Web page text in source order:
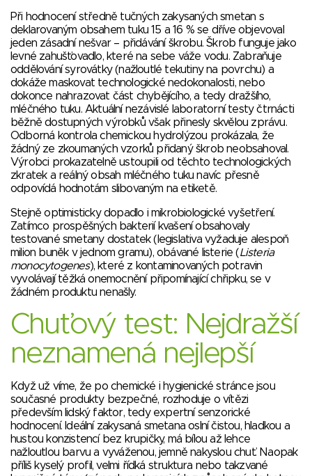
Při hodnocení středně tučných zakysaných smetan s
deklarovaným obsahem tuku 15 a 16 % se dříve objevoval
jeden zásadní nešvar – přidávání škrobu. Škrob funguje jako
levné zahušťovadlo, které na sebe váže vodu. Zabraňuje
oddělování syrovátky (nažloutlé tekutiny na povrchu) a
dokáže maskovat technologické nedokonalosti, nebo
dokonce nahrazovat část chybějícího, a tedy dražšího,
mléčného tuku. Aktuální nezávislé laboratorní testy čtrnácti
běžně dostupných výrobků však přinesly skvělou zprávu.
Odborná kontrola chemickou hydrolýzou prokázala, že
žádný ze zkoumaných vzorků přidaný škrob neobsahoval.
Výrobci prokazatelně ustoupili od těchto technologických
zkratek a reálný obsah mléčného tuku navíc přesně
odpovídá hodnotám slibovaným na etiketě.
Stejně optimisticky dopadlo i mikrobiologické vyšetření.
Zatímco prospěšných bakterií kvašení obsahovaly
testované smetany dostatek (legislativa vyžaduje alespoň
milion buněk v jednom gramu), obávané listerie (Listeria
monocytogenes), které z kontaminovaných potravin
vyvolávají těžká onemocnění připomínající chřipku, se v
žádném produktu nenašly.
Chuťový test: Nejdražší
neznamená nejlepší
Když už víme, že po chemické i hygienické stránce jsou
současné produkty bezpečné, rozhoduje o vítězi
především lidský faktor, tedy expertní senzorické
hodnocení. Ideální zakysaná smetana oslní čistou, hladkou a
hustou konzistencí bez krupičky, má bílou až lehce
nažloutlou barvu a vyváženou, jemně nakyslou chuť. Naopak
příliš kyselý profil, velmi řídká struktura nebo takzvané